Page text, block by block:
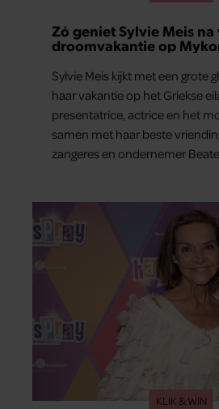
Zó geniet Sylvie Meis na
droomvakantie op
Sylvie Meis kijkt met een grote
haar vakantie op het Griekse
presentatrice, actrice en het
samen met haar beste
zangeres en ondernemer
bestemming én vertelt ze hoe
voor haar is geweest.
KLIK & WIN